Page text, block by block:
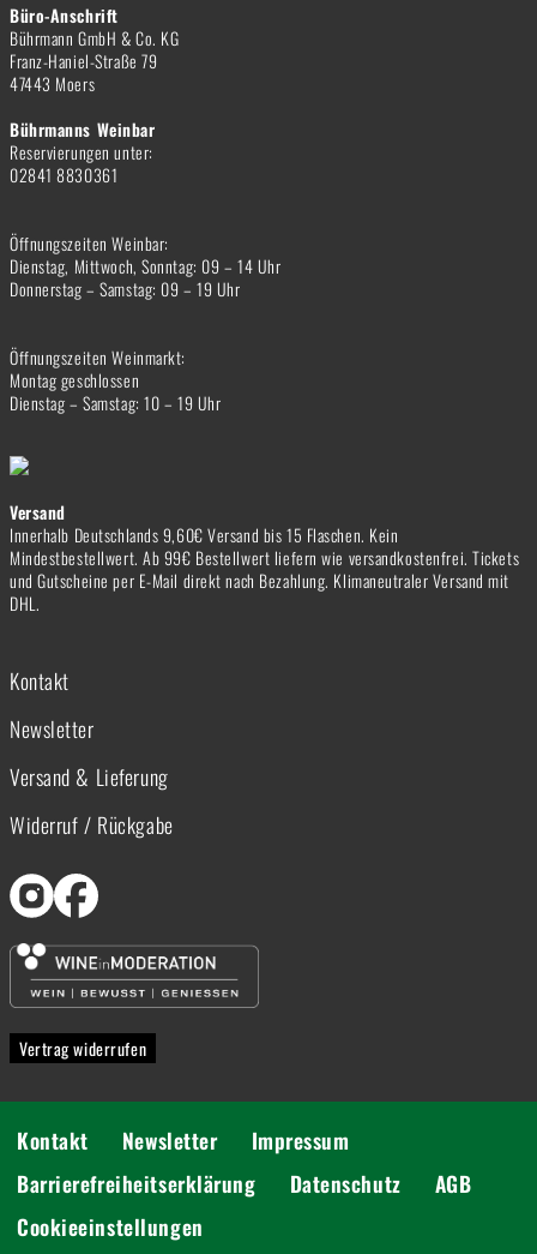
Büro-Anschrift
Bührmann GmbH & Co. KG
Franz-Haniel-Straße 79
47443 Moers
Bührmanns Weinbar
Reservierungen unter:
02841 8830361
Öffnungszeiten Weinbar:
Dienstag, Mittwoch, Sonntag: 09 – 14 Uhr
Donnerstag – Samstag: 09 – 19 Uhr
Öffnungszeiten Weinmarkt:
Montag geschlossen
Dienstag – Samstag: 10 – 19 Uhr
Versand
Innerhalb Deutschlands 9,60€ Versand bis 15 Flaschen. Kein
Mindestbestellwert. Ab 99€ Bestellwert liefern wie versandkostenfrei. Tickets
und Gutscheine per E-Mail direkt nach Bezahlung. Klimaneutraler Versand mit
DHL.
Kontakt
Newsletter
Versand & Lieferung
Widerruf / Rückgabe
Vertrag widerrufen
Kontakt Newsletter
Impressum
Barrierefreiheitserklärung
Datenschutz
AGB
Cookieeinstellungen